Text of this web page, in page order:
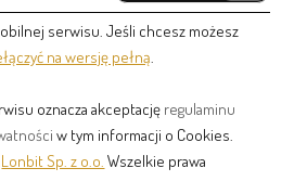
serwisu. Jeśli chcesz możesz
na wersję pełną
oznacza akceptację regulaminu
w tym informacji o Cookies.
Lonbit Sp. z o.o. Wszelkie prawa